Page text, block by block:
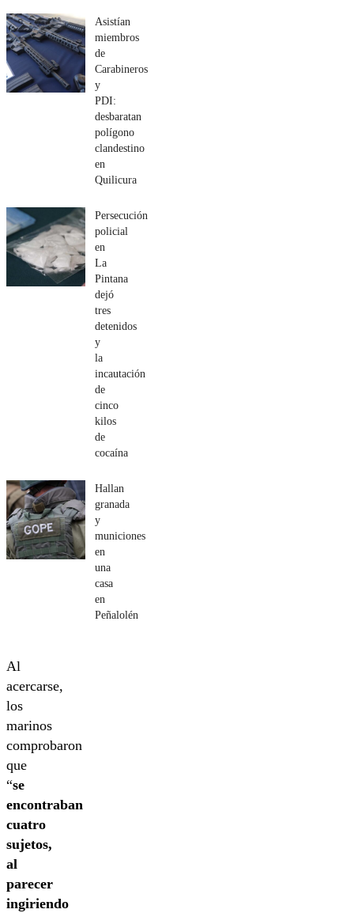
Asistían
miembros
de
Carabineros
y
PDI:
desbaratan
polígono
clandestino
en
Quilicura
Persecución
policial
en
La
Pintana
dejó
tres
detenidos
y
la
incautación
de
cinco
kilos
de
cocaína
Hallan
granada
y
municiones
en
una
casa
en
Peñalolén
Al
acercarse,
los
marinos
comprobaron
que
“se
encontraban
cuatro
sujetos,
al
parecer
ingiriendo